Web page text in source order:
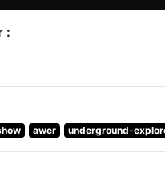
:
awer underground-